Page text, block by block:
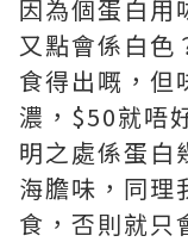
因為個蛋白用
又點會係白色
食得出嘅，但
濃，$50就唔
明之處係蛋白
海膽味，同理
食，否則就只